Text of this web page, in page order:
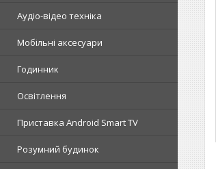
Аудіо-відео техніка
Мобільні аксесуари
Годинник
Освітлення
Приставка Android Smart TV
Розумний будинок